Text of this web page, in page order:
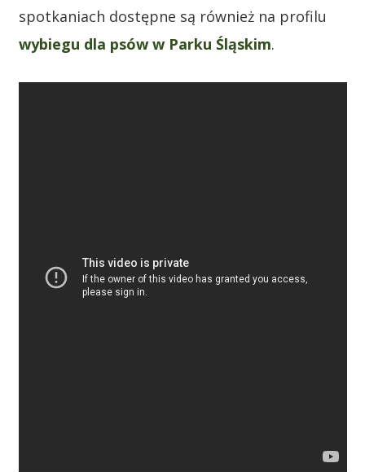
spotkaniach dostępne są również na profilu
wybiegu dla psów w Parku Śląskim.